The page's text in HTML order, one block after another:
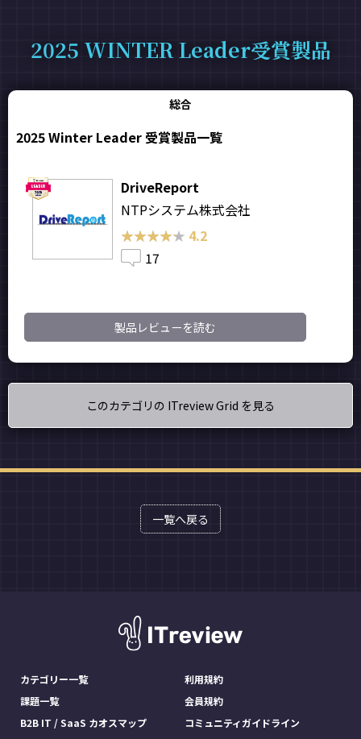
2025 WINTER Leader受賞製品
総合
2025 Winter Leader 受賞製品一覧
DriveReport
NTPシステム株式会社
★★★★★
★★★★★ 4.2
17
製品レビューを読む
このカテゴリの ITreview Grid を見る
一覧へ戻る
カテゴリー一覧
課題一覧
B2B IT / SaaS カオスマップ
利用規約
会員規約
コミュニティガイドライン